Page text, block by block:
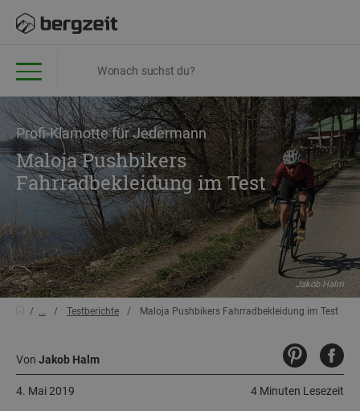
Profi-Klamotte für Jedermann
Maloja Pushbikers
Fahrradbekleidung im Test
Jakob Halm
... Testberichte Maloja Pushbikers Fahrradbekleidung im Test
Von Jakob Halm
4 Minuten Lesezeit
4. Mai 2019